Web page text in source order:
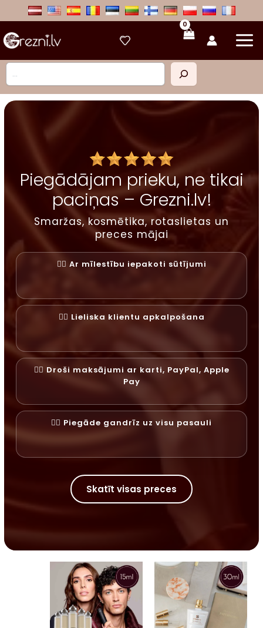
Meklēt
Piegādājam prieku, ne tikai
paciņas – Grezni.lv!
Smaržas, kosmētika, rotaslietas un
preces mājai
✓⃝ Ar mīlestību iepakoti sūtījumi
✓⃝ Lieliska klientu apkalpošana
✓⃝ Droši maksājumi ar karti, PayPal, Apple
Pay
✓⃝ Piegāde gandrīz uz visu pasauli
Skatīt visas preces